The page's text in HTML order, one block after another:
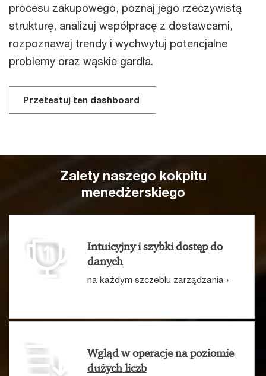
procesu zakupowego, poznaj jego rzeczywistą
strukturę, analizuj współpracę z dostawcami,
rozpoznawaj trendy i wychwytuj potencjalne
problemy oraz wąskie gardła.
Przetestuj ten dashboard
Zalety naszego kokpitu
menedżerskiego
Intuicyjny i szybki dostęp do
danych
na każdym szczeblu zarządzania ›
Wgląd w operacje na poziomie
dużych liczb